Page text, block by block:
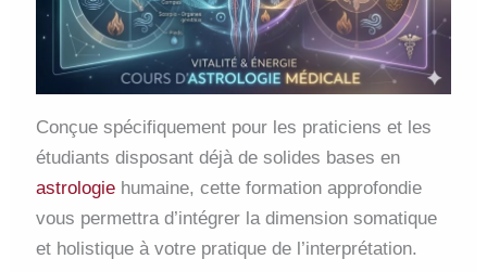
Conçue spécifiquement pour les praticiens et les
étudiants disposant déjà de solides bases en
astrologie humaine, cette formation approfondie
vous permettra d’intégrer la dimension somatique
et holistique à votre pratique de l’interprétation.